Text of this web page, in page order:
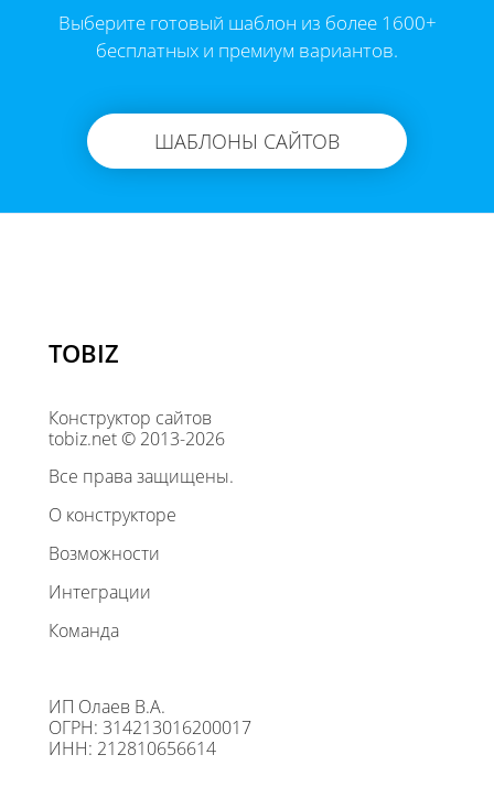
Выберите готовый шаблон из более 1600+
бесплатных и премиум вариантов.
ШАБЛОНЫ САЙТОВ
TOBIZ
Конструктор сайтов
tobiz.net © 2013-2026
Все права защищены.
О конструкторе
Возможности
Интеграции
Команда
ИП Олаев В.А.
ОГРН: 314213016200017
ИНН: 212810656614